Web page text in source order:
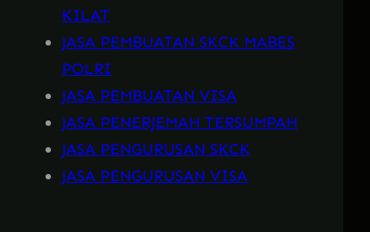
KILAT
JASA PEMBUATAN SKCK MABES
POLRI
JASA PEMBUATAN VISA
JASA PENERJEMAH TERSUMPAH
JASA PENGURUSAN SKCK
JASA PENGURUSAN VISA